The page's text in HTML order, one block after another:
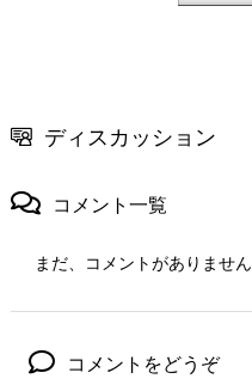
ディスカッション
コメント一覧
まだ、コメントがありません
コメントをどうぞ